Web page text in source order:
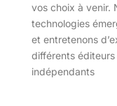
vos choix à venir.
technologies
et entretenons
différents
indépendants